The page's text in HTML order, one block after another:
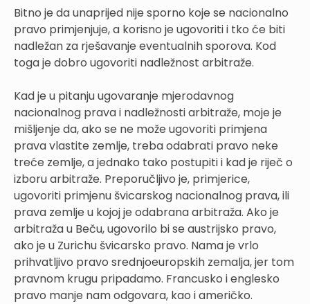
Bitno je da unaprijed nije sporno koje se nacionalno
pravo primjenjuje, a korisno je ugovoriti i tko će biti
nadležan za rješavanje eventualnih sporova. Kod
toga je dobro ugovoriti nadležnost arbitraže.
Kad je u pitanju ugovaranje mjerodavnog
nacionalnog prava i nadležnosti arbitraže, moje je
mišljenje da, ako se ne može ugovoriti primjena
prava vlastite zemlje, treba odabrati pravo neke
treće zemlje, a jednako tako postupiti i kad je riječ o
izboru arbitraže. Preporučljivo je, primjerice,
ugovoriti primjenu švicarskog nacionalnog prava, ili
prava zemlje u kojoj je odabrana arbitraža. Ako je
arbitraža u Beču, ugovorilo bi se austrijsko pravo,
ako je u Zurichu švicarsko pravo. Nama je vrlo
prihvatljivo pravo srednjoeuropskih zemalja, jer tom
pravnom krugu pripadamo. Francusko i englesko
pravo manje nam odgovara, kao i američko.